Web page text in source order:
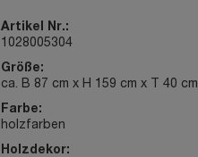
Artikel Nr.:
1028005304
Größe:
ca. B 87 cm x H 159 cm x T 40 cm
Farbe:
holzfarben
Holzdekor: